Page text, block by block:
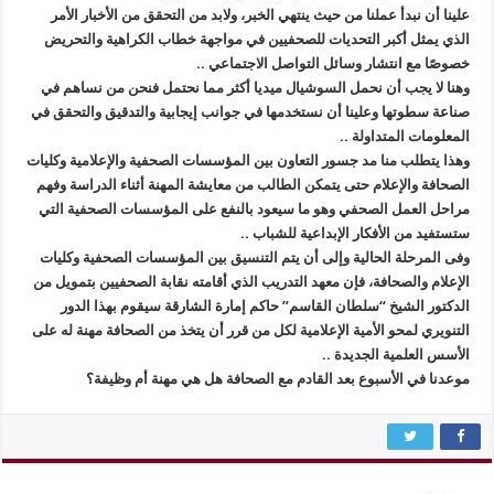
علينا أن نبدأ عملنا من حيث ينتهي الخبر، ولابد من التحقق من الأخبار الأمر
الذي يمثل أكبر التحديات للصحفيين في مواجهة خطاب الكراهية والتحريض
خصوصًا مع انتشار وسائل التواصل الاجتماعي ..
وهنا لا يجب أن نحمل السوشيال ميديا أكثر مما نحتمل فنحن من نساهم في
صناعة سطوتها وعلينا أن نستخدمها في جوانب إيجابية والتدقيق والتحقق في
المعلومات المتداولة ..
وهذا يتطلب منا مد جسور التعاون بين المؤسسات الصحفية والإعلامية وكليات
الصحافة والإعلام حتى يتمكن الطالب من معايشة المهنة أثناء الدراسة وفهم
مراحل العمل الصحفي وهو ما سيعود بالنفع على المؤسسات الصحفية التي
ستستفيد من الأفكار الإبداعية للشباب ..
وفى المرحلة الحالية وإلى أن يتم التنسيق بين المؤسسات الصحفية وكليات
الإعلام والصحافة، فإن معهد التدريب الذي أقامته نقابة الصحفيين بتمويل من
الدكتور الشيخ “سلطان القاسم” حاكم إمارة الشارقة سيقوم بهذا الدور
التنويري لمحو الأمية الإعلامية لكل من قرر أن يتخذ من الصحافة مهنة له على
الأسس العلمية الجديدة ..
موعدنا في الأسبوع بعد القادم مع الصحافة هل هي مهنة أم وظيفة؟